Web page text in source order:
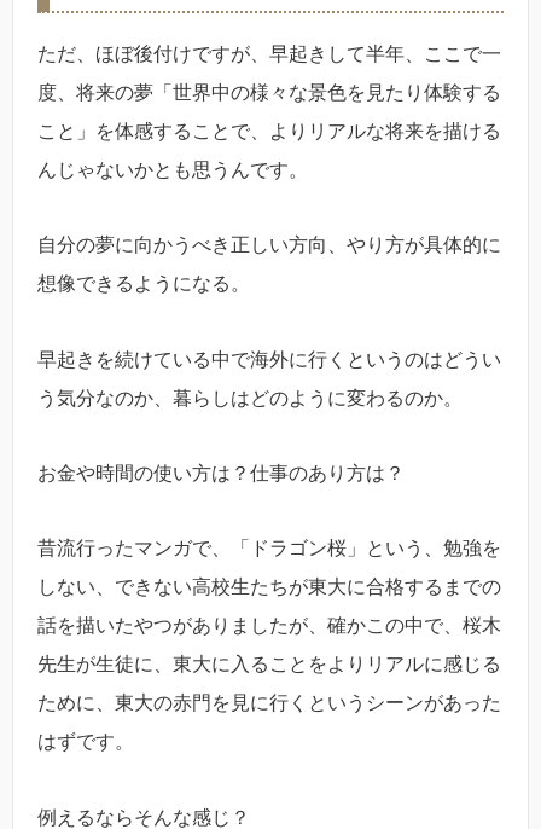
ただ、ほぼ後付けですが、早起きして半年、ここで一
度、将来の夢「世界中の様々な景色を見たり体験する
こと」を体感することで、よりリアルな将来を描ける
んじゃないかとも思うんです。
自分の夢に向かうべき正しい方向、やり方が具体的に
想像できるようになる。
早起きを続けている中で海外に行くというのはどうい
う気分なのか、暮らしはどのように変わるのか。
お金や時間の使い方は？仕事のあり方は？
昔流行ったマンガで、「ドラゴン桜」という、勉強を
しない、できない高校生たちが東大に合格するまでの
話を描いたやつがありましたが、確かこの中で、桜木
先生が生徒に、東大に入ることをよりリアルに感じる
ために、東大の赤門を見に行くというシーンがあった
はずです。
例えるならそんな感じ？